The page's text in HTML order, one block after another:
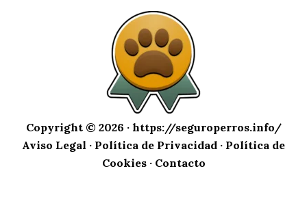
Copyright © 2026 · https://seguroperros.info/
Aviso Legal · Política de Privacidad · Política de
Cookies· Contacto